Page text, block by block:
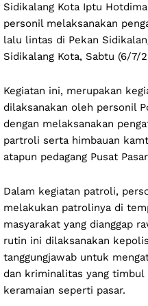
Sidikalang Kota Iptu
personil melaksanakan
lalu lintas di Pekan
Sidikalang Kota, Sabtu (6/7/
Kegiatan ini, merupakan
dilaksanakan oleh personil
dengan melaksanakan
partroli serta himbauan
atapun pedagang Pusat
Dalam kegiatan patroli,
melakukan patrolinya di
masyarakat yang dianggap
rutin ini dilaksanakan
tanggungjawab untuk
dan kriminalitas yang timbul
keramaian seperti pasar.